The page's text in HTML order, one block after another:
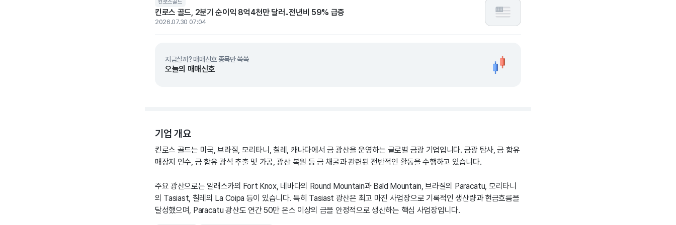
킨로스골드
킨로스 골드, 2분기 순이익 8억4천만 달러..전년비 59% 급증
2026.07.30 07:04
지금살까? 매매신호 종목만 쏙쏙
오늘의 매매신호
기업 개요
킨로스 골드는 미국, 브라질, 모리타니, 칠레, 캐나다에서 금 광산을 운영하는 글로벌 금광 기업입니다. 금광 탐사, 금 함유
매장지 인수, 금 함유 광석 추출 및 가공, 광산 복원 등 금 채굴과 관련된 전반적인 활동을 수행하고 있습니다.
주요 광산으로는 알래스카의 Fort Knox, 네바다의 Round Mountain과 Bald Mountain, 브라질의 Paracatu, 모리타니
의 Tasiast, 칠레의 La Coipa 등이 있습니다. 특히 Tasiast 광산은 최고 마진 사업장으로 기록적인 생산량과 현금흐름을
달성했으며, Paracatu 광산도 연간 50만 온스 이상의 금을 안정적으로 생산하는 핵심 사업장입니다.